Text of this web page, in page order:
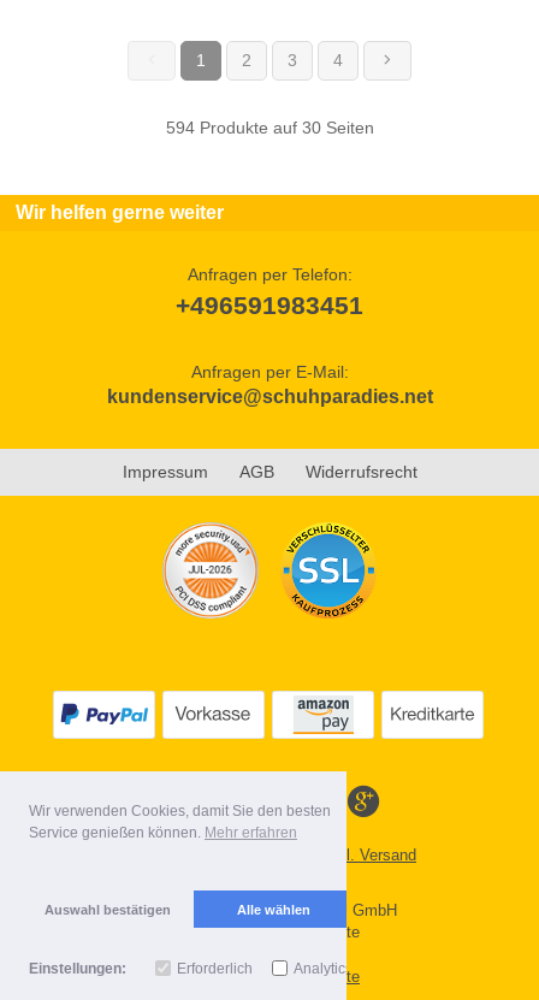
Wir verwenden Cookies, damit Sie den besten
Service genießen können. Mehr erfahren
Auswahl bestätigen Alle wählen
Einstellungen: Erforderlich Analytics
1 (current)
2 3 4
594 Produkte auf 30 Seiten
Wir helfen gerne weiter
Anfragen per Telefon:
+496591983451
Anfragen per E-Mail:
kundenservice@schuhparadies.net
Impressum AGB Widerrufsrecht
Alle Preise inkl. MwSt. evtl. zzgl. Versand
Copyright 2026 by Gebr. Röhl GmbH
Mobile Shop by Shopgate
Zur klassischen Webseite